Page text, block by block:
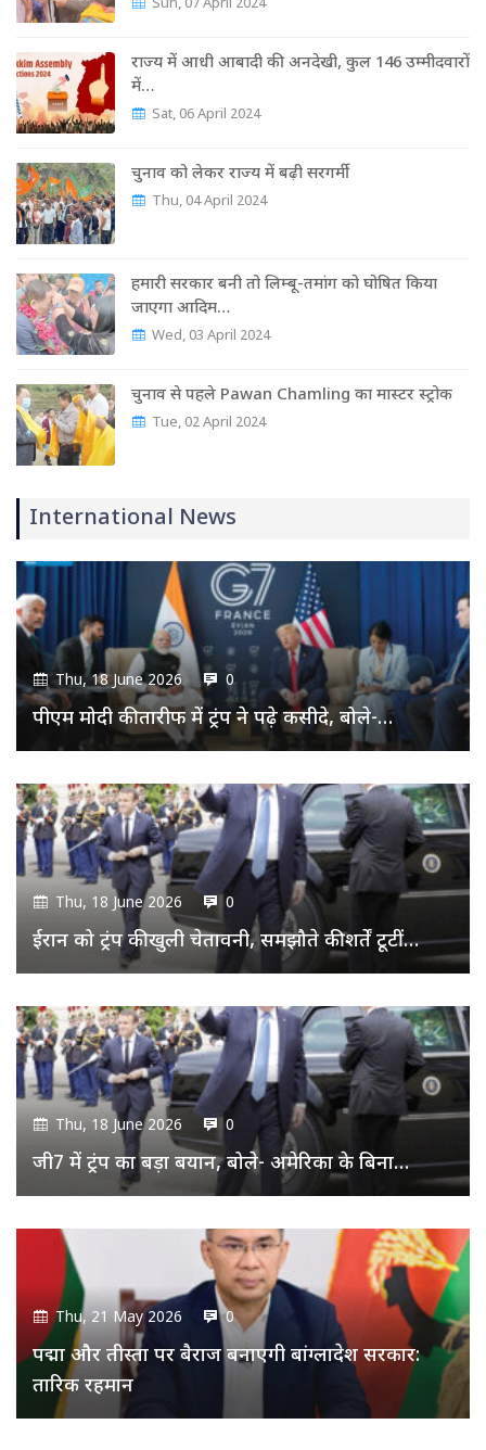
Sun, 07 April 2024
राज्‍य में आधी आबादी की अनदेखी, कुल 146 उम्‍मीदवारों
में…
Sat, 06 April 2024
चुनाव को लेकर राज्‍य में बढ़ी सरगर्मी
Thu, 04 April 2024
हमारी सरकार बनी तो लिम्बू-तमांग को घोषित किया
जाएगा आदिम…
Wed, 03 April 2024
चुनाव से पहले Pawan Chamling का मास्‍टर स्‍ट्रोक
Tue, 02 April 2024
International News
Thu, 18 June 2026 0
पीएम मोदी की तारीफ में ट्रंप ने पढ़े कसीदे, बोले-…
Thu, 18 June 2026 0
ईरान को ट्रंप की खुली चेतावनी, समझौते की शर्तें टूटीं…
Thu, 18 June 2026 0
जी7 में ट्रंप का बड़ा बयान, बोले- अमेरिका के बिना…
Thu, 21 May 2026 0
पद्मा और तीस्ता पर बैराज बनाएगी बांग्लादेश सरकार:
तारिक रहमान